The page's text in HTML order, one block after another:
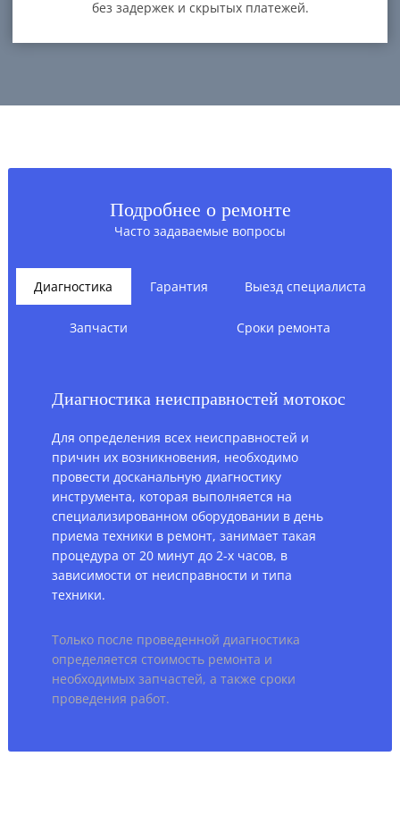
без задержек и скрытых платежей.
Подробнее о ремонте
Часто задаваемые вопросы
Диагностика
Диагностика неисправностей мотокос
Для определения всех неисправностей и
причин их возникновения, необходимо
провести досканальную диагностику
инструмента, которая выполняется на
специализированном оборудовании в день
приема техники в ремонт, занимает такая
процедура от 20 минут до 2-х часов, в
зависимости от неисправности и типа
техники.
Только после проведенной диагностика
определяется стоимость ремонта и
необходимых запчастей, а также сроки
проведения работ.
Гарантия Выезд специалиста
Запчасти Сроки ремонта